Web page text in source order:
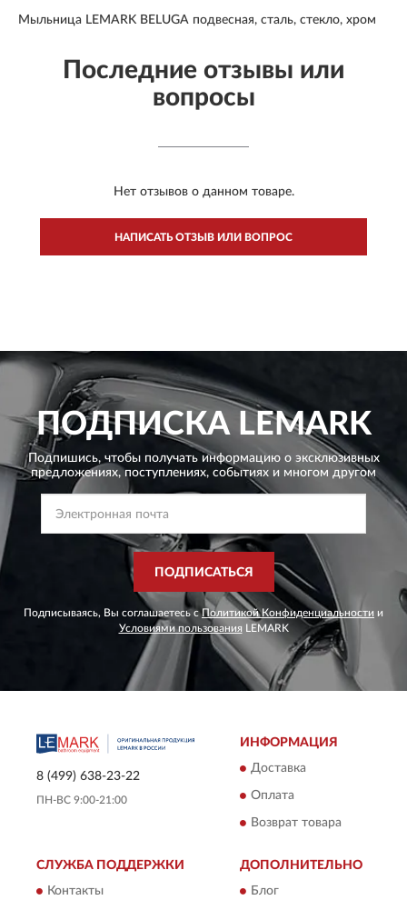
Мыльница LEMARK BELUGA подвесная, сталь, стекло, хром
Последние отзывы или
вопросы
Нет отзывов о данном товаре.
НАПИСАТЬ ОТЗЫВ ИЛИ ВОПРОС
ПОДПИСКАLEMARK
Подпишись, чтобы получать информацию о эксклюзивных
предложениях, поступлениях, событиях и многом другом
ПОДПИСАТЬСЯ
Подписываясь, Вы соглашаетесь сПолитикой Конфиденциальности и
Условиями пользования LEMARK
8 (499) 638-23-22
ПН-ВС 9:00-21:00
ИНФОРМАЦИЯ
Доставка
Оплата
Возврат товара
СЛУЖБА ПОДДЕРЖКИ
Контакты
ДОПОЛНИТЕЛЬНО
Блог